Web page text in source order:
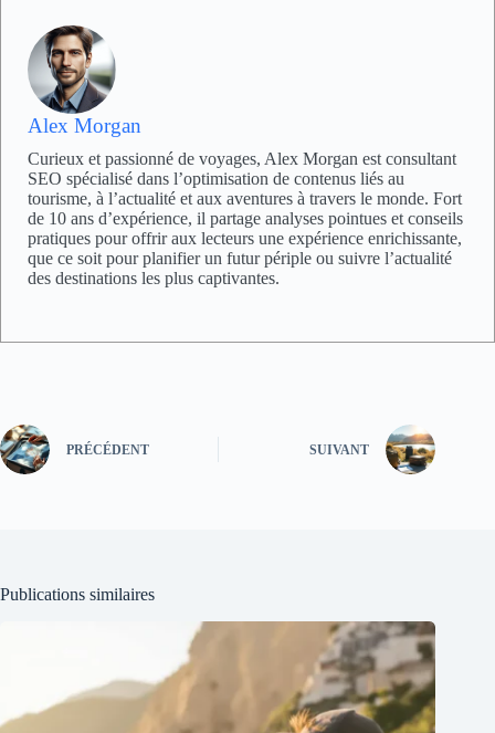
Alex Morgan
Curieux et passionné de voyages, Alex Morgan est consultant
SEO spécialisé dans l’optimisation de contenus liés au
tourisme, à l’actualité et aux aventures à travers le monde. Fort
de 10 ans d’expérience, il partage analyses pointues et conseils
pratiques pour offrir aux lecteurs une expérience enrichissante,
que ce soit pour planifier un futur périple ou suivre l’actualité
des destinations les plus captivantes.
PRÉCÉDENT SUIVANT
Publications similaires